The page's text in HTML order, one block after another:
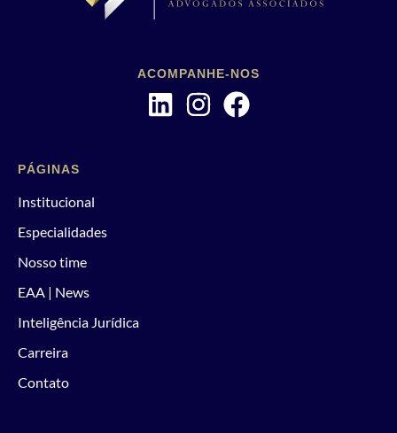
ACOMPANHE-NOS
PÁGINAS
Institucional
Especialidades
Nosso time
EAA | News
Inteligência Jurídica
Carreira
Contato